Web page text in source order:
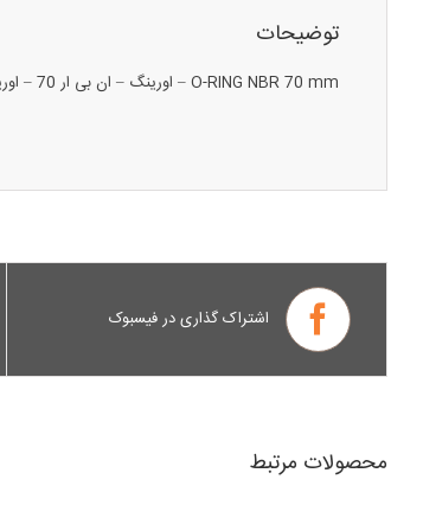
توضیحات
O-RING NBR 70 mm – اورینگ – ان بی ار 70 – اورینگ NBR – اورینگ ان بی آر
اشتراک گذاری در فیسبوک
محصولات مرتبط